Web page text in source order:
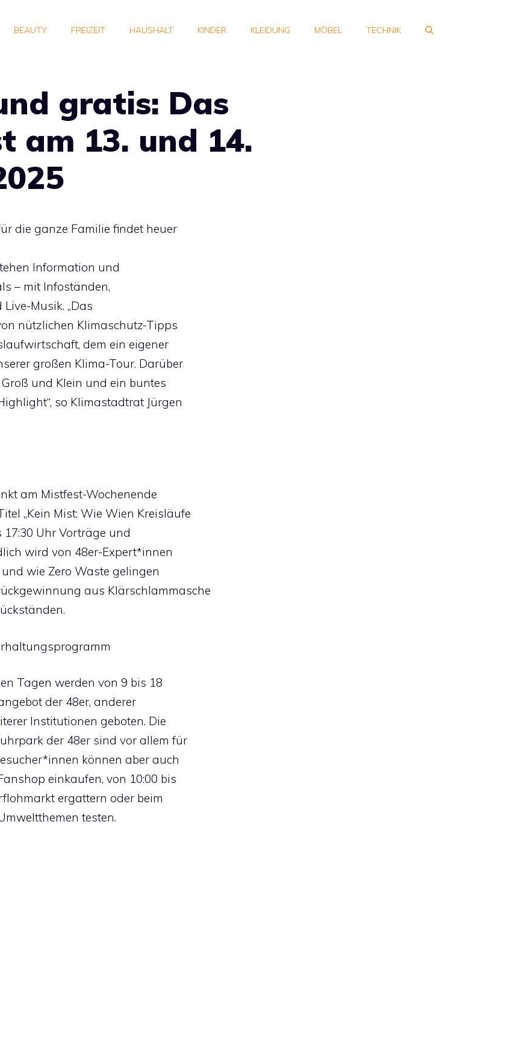
BEAUTY FREIZEIT HAUSHALT KINDER KLEIDUNG MÖBEL TECHNIK
gratis: Das
am 13. und 14.
die ganze Familie findet heuer
Information und
– mit Infoständen,
Musik. „Das
nützlichen Klimaschutz-Tipps
dem ein eigener
großen Klima-Tour. Darüber
und Klein und ein buntes
so Klimastadtrat Jürgen
am Mistfest-Wochenende
„Kein Mist: Wie Wien Kreisläufe
Uhr Vorträge und
wird von 48er-Expert*innen
wie Zero Waste gelingen
aus Klärschlammasche
Tagen werden von 9 bis 18
der 48er, anderer
Institutionen geboten. Die
der 48er sind vor allem für
können aber auch
einkaufen, von 10:00 bis
ergattern oder beim
testen.